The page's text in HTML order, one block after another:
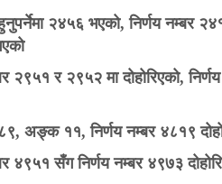
२४५६ भएको, निर्णय नम्बर
र २९५२ मा दोहोरिएको,
अङ्क ११, निर्णय नम्बर ४८१९
सँग निर्णय नम्बर ४९७३